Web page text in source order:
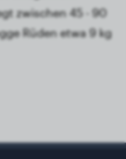
zwischen 45 - 90
Rüden etwa 9 kg